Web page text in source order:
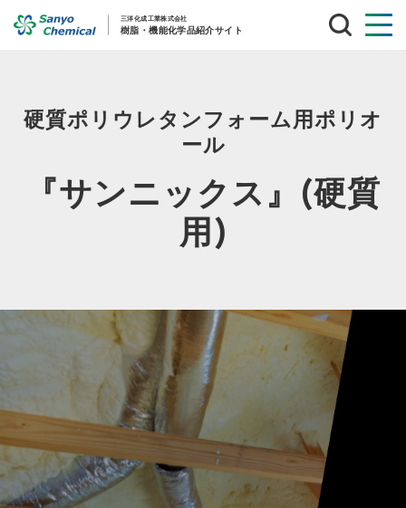
索
硬質ポリウレタンフォーム用ポリオ
ール
『サンニックス』(硬質
用)